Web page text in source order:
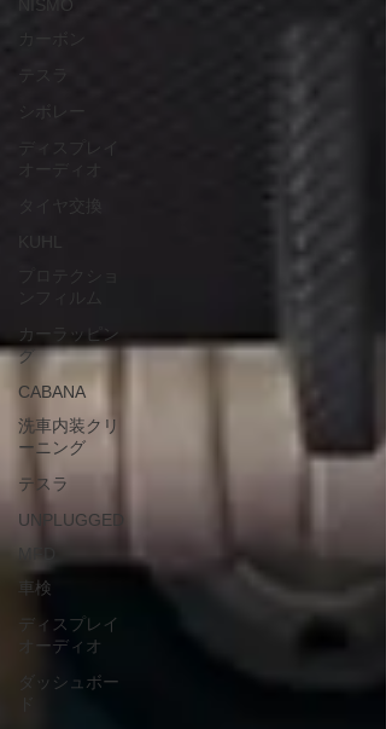
NISMO
シボレー
ディスプレイ
タイヤ交換
KUHL
カーラッピン
グ
CABANA
洗車内装クリ
ーニング
テスラ
UNPLUGGED
車検
ディスプレイ
オーディオ
ダッシュボー